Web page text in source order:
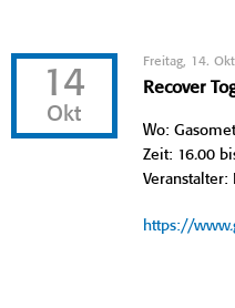
14
Okt
Freitag, 14.
Recover
Wo:
Zeit: 16.00
https://